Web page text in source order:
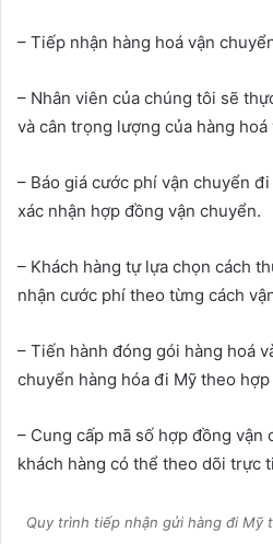
– Tiếp nhận hàng hoá vận
– Nhân viên của chúng tôi sẽ
và cân trọng lượng của hàng hoá
– Báo giá cước phí vận chuyển
xác nhận hợp đồng vận chuyển.
– Khách hàng tự lựa chọn cách
nhận cước phí theo từng cách
– Tiến hành đóng gói hàng hoá
chuyển hàng hóa đi Mỹ theo hợp
– Cung cấp mã số hợp đồng vận
khách hàng có thể theo dõi trực
Quy trình tiếp nhận gửi hàng đi Mỹ